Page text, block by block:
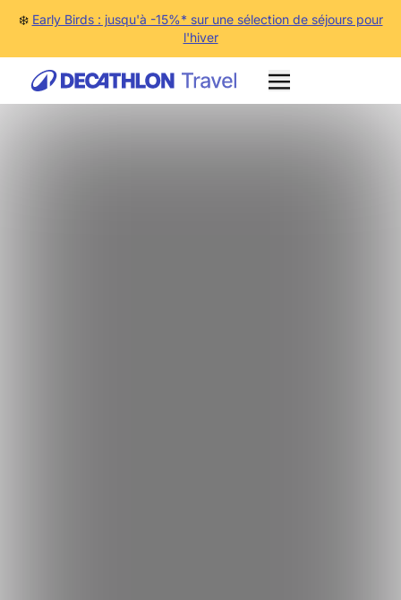
❄️ Early Birds : jusqu'à -15%* sur une sélection de séjours pour
l'hiver